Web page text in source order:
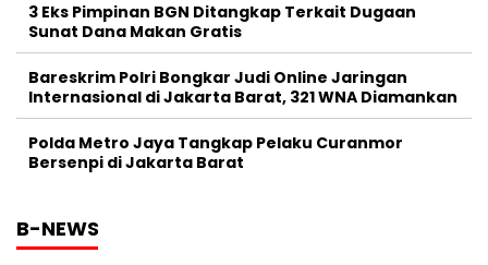
3 Eks Pimpinan BGN Ditangkap Terkait Dugaan
Sunat Dana Makan Gratis
Bareskrim Polri Bongkar Judi Online Jaringan
Internasional di Jakarta Barat, 321 WNA Diamankan
Polda Metro Jaya Tangkap Pelaku Curanmor
Bersenpi di Jakarta Barat
B-NEWS